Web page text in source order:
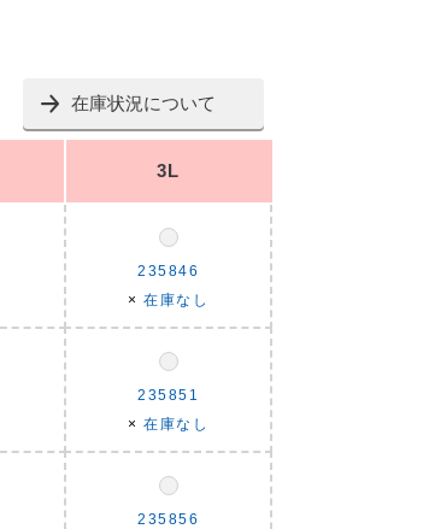
在庫状況について
3L
235846
× 在庫なし
235851
× 在庫なし
235856